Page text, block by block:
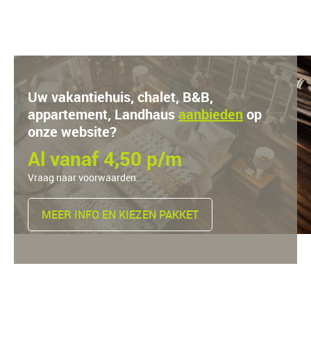
Uw vakantiehuis, chalet, B&B,
appartement, Landhausaanbiedenop
onze website?
Al vanaf 4,50 p/m
Vraag naar voorwaarden.
MEER INFO EN KIEZEN PAKKET